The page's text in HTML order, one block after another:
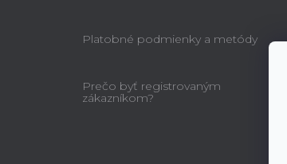
Platobné podmienky a metódy
Prečo byť registrovaným
zákazníkom?